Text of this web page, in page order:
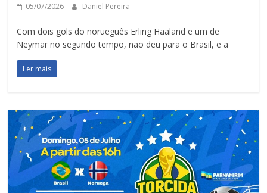
05/07/2026 Daniel Pereira
Com dois gols do norueguês Erling Haaland e um de
Neymar no segundo tempo, não deu para o Brasil, e a
Ler mais